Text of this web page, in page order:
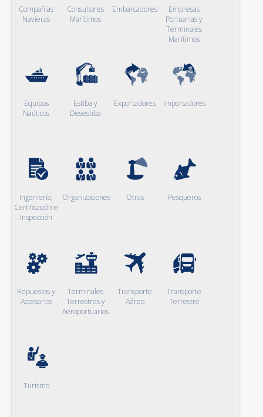
Compañías
Navieras
Consultores
Marítimos
Embarcadores
Empresas
Portuarias y
Terminales
Marítimos
Equipos
Naúticos
Estiba y
Desestiba
Exportadores Importadores
Ingeniería,
Certificación e
Inspección
Organizaciones Otras Pesqueros
Repuestos y
Accesorios
Terminales
Terrestres y
Aeroportuarios
Transporte
Aéreo
Transporte
Terrestre
Turismo